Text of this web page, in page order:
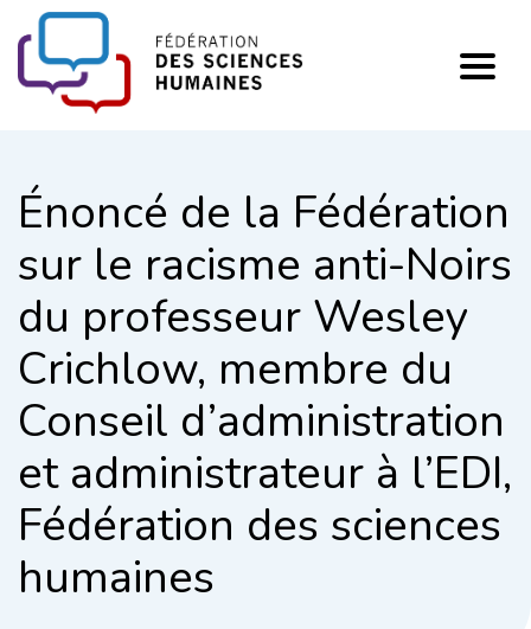
Énoncé de la Fédération
sur le racisme anti-Noirs
du professeur Wesley
Crichlow, membre du
Conseil d’administration
et administrateur à l’EDI,
Fédération des sciences
humaines